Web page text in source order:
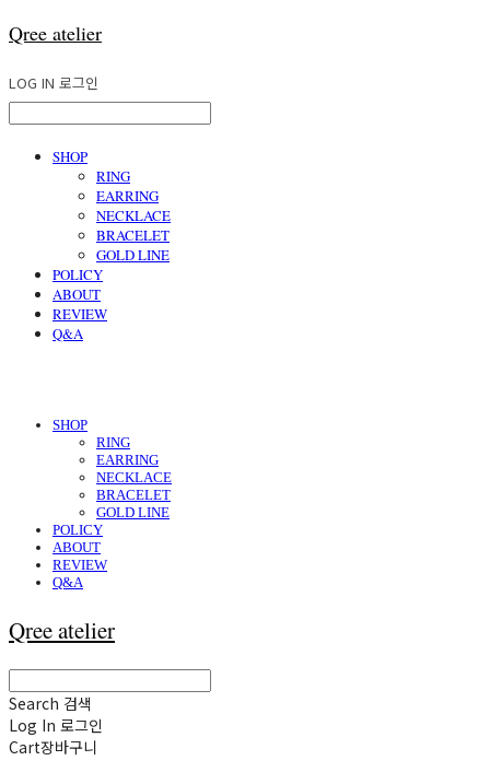
Qree atelier
LOG IN 로그인
SHOP
RING
EARRING
NECKLACE
BRACELET
GOLD LINE
POLICY
ABOUT
REVIEW
Q&A
SHOP
RING
EARRING
NECKLACE
BRACELET
GOLD LINE
POLICY
ABOUT
REVIEW
Q&A
Qree atelier
Search 검색
Log In 로그인
Cart장바구니